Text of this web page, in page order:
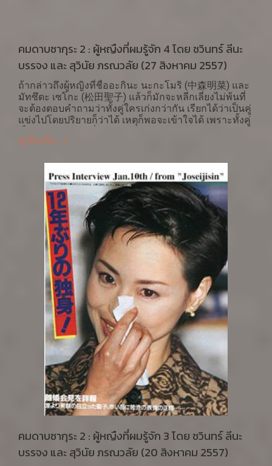
คมดาบซากุระ 2 : ผู้หญืงที่ผมรู้จัก 4 โดย ชวินทร์ ลีนะ
บรรจง และ สุวินัย ภรณวลัย (27 สิงหาคม 2557)
ถ้ากล่าวถึงผู้หญิงที่ชื่ออะกินะ นะกะโมริ (中森明菜) และ
มัทซึดะ เซโกะ (松田聖子) แล้วก็มักจะหลีกเลี่ยงไม่พ้นที่
จะต้องตอบคำถามว่าทั้งคู่ใครเก่งกว่ากัน เรียกได้ว่าเป็นคู่
แข่งไปโดยปริยายก็ว่าได้ เหตุก็พอจะเข้าใจได้ เพราะทั้งคู่
เป็นดาวรุ่งพุ่งแรงที่แจ้งเกิดและโด่งดังมาในยุคสมัย
เดียวกัน คือในช่วงปี 1980-9 และทั้งคู่ยังไม่มีใครเลิกออก
ติดตามอีกเป็นโขยง ผู้เขียนจึงอยากเสนอมุมมองที่เป็นรูป
ธรรมที่ใช้ความชอบหรือัตวิสัยส่วนตนให้ น้อยที่สุดและ
อ้างอิงได้ดังต่อไปนี้
ดูเพิ่มเติม
คมดาบซากุระ 2 : ผู้หญืงที่ผมรู้จัก 3 โดย ชวินทร์ ลีนะ
บรรจง และ สุวินัย ภรณวลัย (20 สิงหาคม 2557)